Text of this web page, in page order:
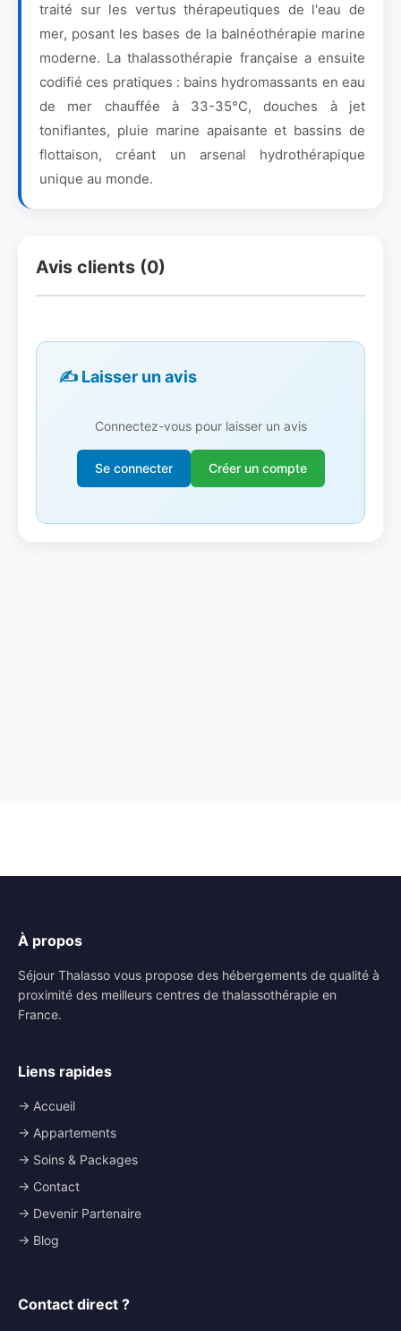
traité sur les vertus thérapeutiques de l'eau de
mer, posant les bases de la balnéothérapie marine
moderne. La thalassothérapie française a ensuite
codifié ces pratiques : bains hydromassants en eau
de mer chauffée à 33-35°C, douches à jet
tonifiantes, pluie marine apaisante et bassins de
flottaison, créant un arsenal hydrothérapique
unique au monde.
Avis clients (0)
✍️ Laisser un avis
Connectez-vous pour laisser un avis
Se connecter Créer un compte
À propos
Séjour Thalasso vous propose des hébergements de qualité à
proximité des meilleurs centres de thalassothérapie en
France.
Liens rapides
→ Accueil
→ Appartements
→ Soins & Packages
→ Contact
→ Devenir Partenaire
→ Blog
Contact direct ?